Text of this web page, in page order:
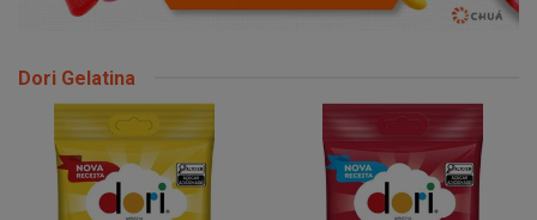
Dori Gelatina